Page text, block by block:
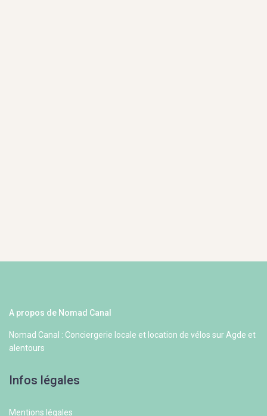
A propos de Nomad Canal
Nomad Canal : Conciergerie locale et location de vélos sur Agde et
alentours
Infos légales
Mentions légales